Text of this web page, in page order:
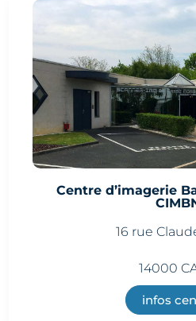
Centre d’imagerie
16 rue
14000
infos